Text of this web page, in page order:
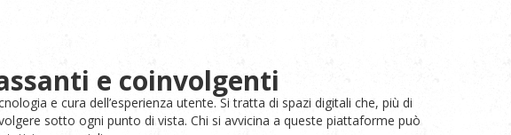
e coinvolgenti
e cura dell’esperienza utente. Si tratta di spazi digitali che, più di
sotto ogni punto di vista. Chi si avvicina a queste piattaforme può